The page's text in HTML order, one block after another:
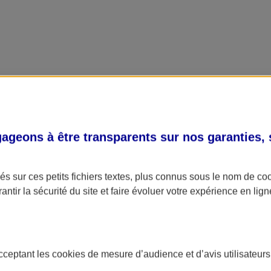
à être transparents sur nos
sur ces petits fichiers textes, plus connus sous le nom de
la sécurité du site et faire évoluer votre expérience en
les cookies de mesure d’audience et d’avis